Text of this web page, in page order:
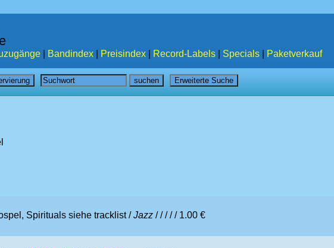
Bandindex Preisindex Record-Labels Specials Paketverkauf
Spirituals siehe tracklist /Jazz // // / 1.00 €